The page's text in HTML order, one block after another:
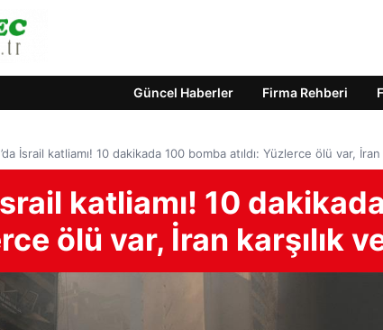
Güncel Haberler Firma Rehberi
İsrail katliamı! 10 dakikada 100 bomba atıldı: Yüzlerce ölü var,
katliamı! 10
ölü var, İran karşılık